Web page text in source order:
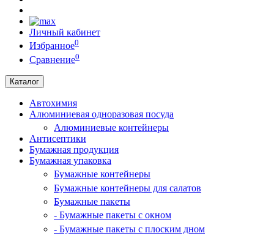
Личный кабинет
Избранное0
Сравнение0
Каталог
Автохимия
Алюминиевая одноразовая посуда
Алюминиевые контейнеры
Антисептики
Бумажная продукция
Бумажная упаковка
Бумажные контейнеры
Бумажные контейнеры для салатов
Бумажные пакеты
- Бумажные пакеты с окном
- Бумажные пакеты с плоским дном